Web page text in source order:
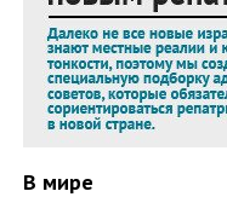
В мире